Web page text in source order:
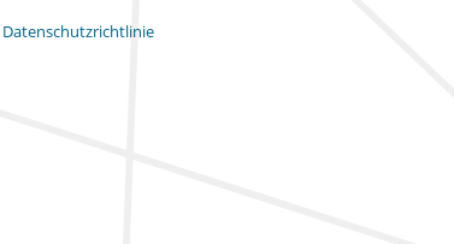
Datenschutzrichtlinie